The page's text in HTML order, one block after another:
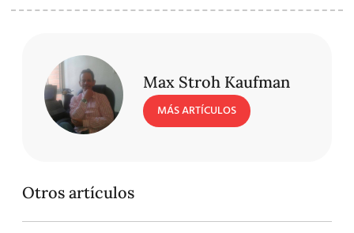
Max Stroh Kaufman
MÁS ARTÍCULOS
Otros artículos